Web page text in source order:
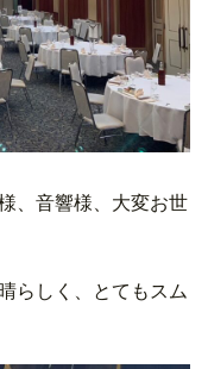
、音響様、大変お世
らしく、とてもスム